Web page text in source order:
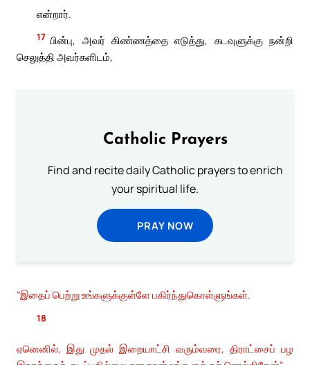
என்றார்.
17 பின்பு, அவர் கிண்ணத்தை எடுத்து, கடவுளுக்கு நன்றி
செலுத்தி அவர்களிடம்,
Catholic Prayers
Find and recite daily Catholic prayers to enrich
your spiritual life.
PRAY NOW
“இதைப் பெற்று உங்களுக்குள்ளே பகிர்ந்துகொள்ளுங்கள்.
18
ஏனெனில், இது முதல் இறையாட்சி வரும்வரை, திராட்சைப் பழ